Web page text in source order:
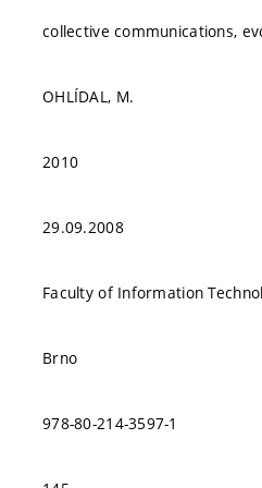
collective communications,
OHLÍDAL, M.
2010
29.09.2008
Faculty of Information
Brno
978-80-214-3597-1